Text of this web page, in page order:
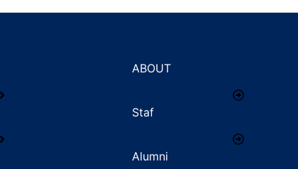
ABOUT
Staf
Alumni